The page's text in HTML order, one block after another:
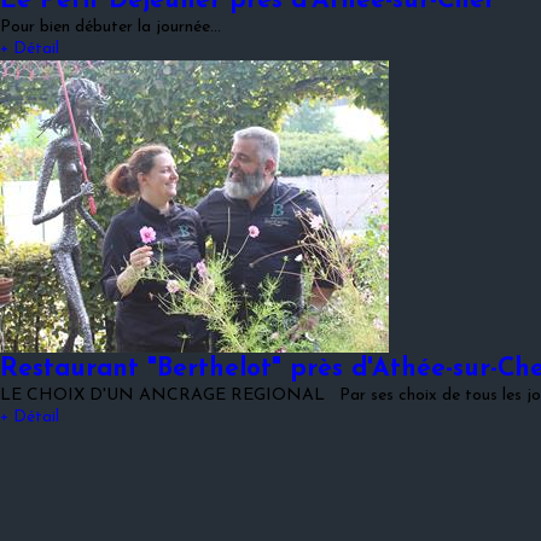
Pour bien débuter la journée...
+ Détail
Restaurant "Berthelot" près d'Athée-sur-
LE CHOIX D'UN ANCRAGE REGIONAL Par ses choix de tous les
+ Détail